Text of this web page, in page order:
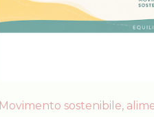
Movimento sostenibile,